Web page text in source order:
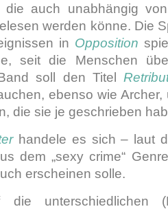
die auch unabhängig
werden könne. Die
in Opposition
seit die Menschen
soll den Titel
ebenso wie
die sie je geschrieben
handele es sich – laut
dem „sexy crime“
erscheinen solle.
unterschiedlichen